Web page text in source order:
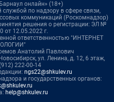
онлайн» (18+)
по надзору в сфере связи,
коммуникаций (Роскомнадзор)
решения о регистрации: ЭЛ №
от 12.05.2022 г.
ответственностью "ИНТЕРНЕТ
Анатолий Павлович
ул. Ленина, д. 12, 6 этаж,
222-00-14
ngs22@shkulev.ru
и государственных органов:
help@shkulev.ru